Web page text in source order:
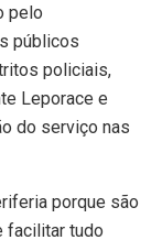
pelo
públicos
policiais,
Leporace e
do serviço nas
porque são
facilitar tudo